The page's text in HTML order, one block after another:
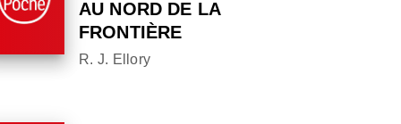
AU NORD DE LA
FRONTIÈRE
R. J. Ellory